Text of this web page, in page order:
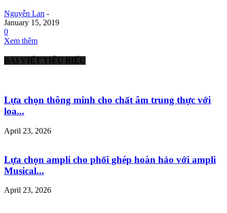
Nguyễn Lan -
January 15, 2019
0
Xem thêm
BÀI VIẾT TIÊU BIỂU
Lựa chọn thông minh cho chất âm trung thực với
loa...
April 23, 2026
Lựa chọn ampli cho phối ghép hoàn hảo với ampli
Musical...
April 23, 2026